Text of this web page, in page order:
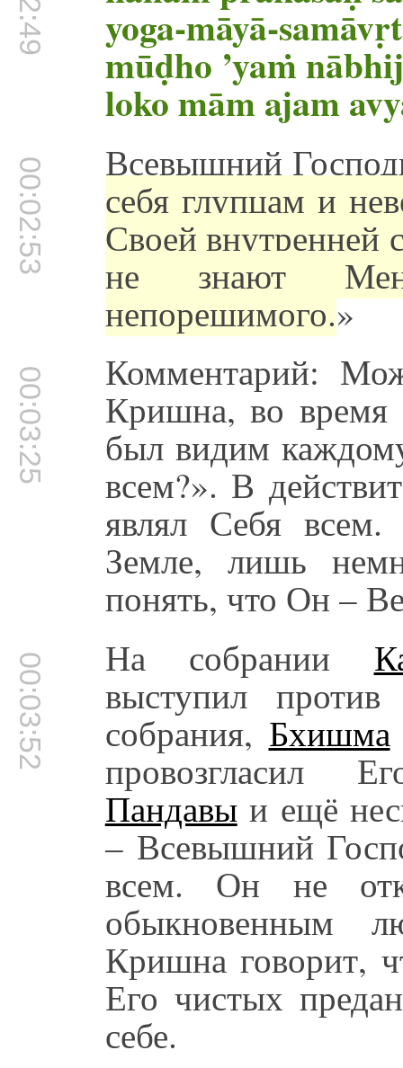
yoga-māyā-
mūḍho ’yaṁ
loko mām ajam
00:02:53 Всевышний
себя глупцам и
Своей внутренней
не знают
непорешимого.»
00:03:25 Комментарий:
Кришна, во время
был видим
всем?». В
являл Себя всем.
Земле, лишь
понять, что Он –
00:03:52 На собрании
выступил
собрания, Бхишма
провозгласил
Пандавыи ещё
– Всевышний
всем. Он не
обыкновенным
Кришна говорит,
Его чистых
себе.